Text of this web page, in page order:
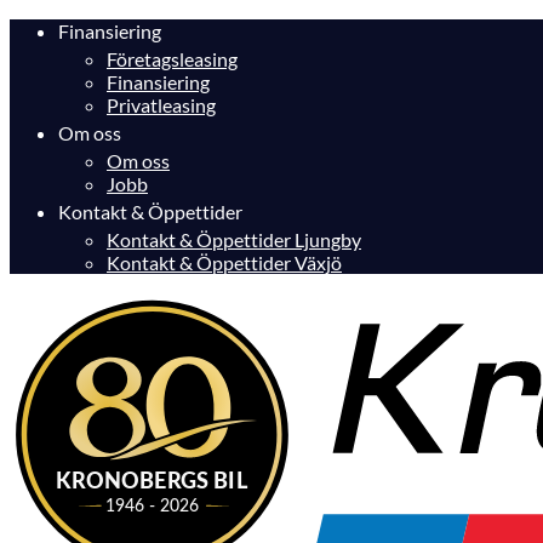
Finansiering
Företagsleasing
Finansiering
Privatleasing
Om oss
Om oss
Jobb
Kontakt & Öppettider
Kontakt & Öppettider Ljungby
Kontakt & Öppettider Växjö